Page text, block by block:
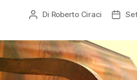
Autore
Di Roberto Ciraci
Data